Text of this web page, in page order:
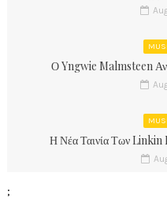
Ο Yngwie Malmsteen
Η Νέα Ταινία Των Linkin
;